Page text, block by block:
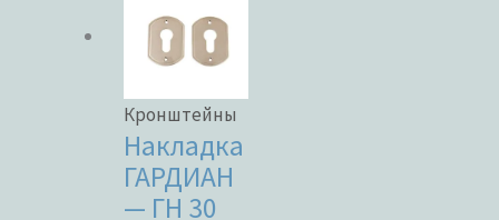
Кронштейны
Накладка
ГАРДИАН
— ГН 30